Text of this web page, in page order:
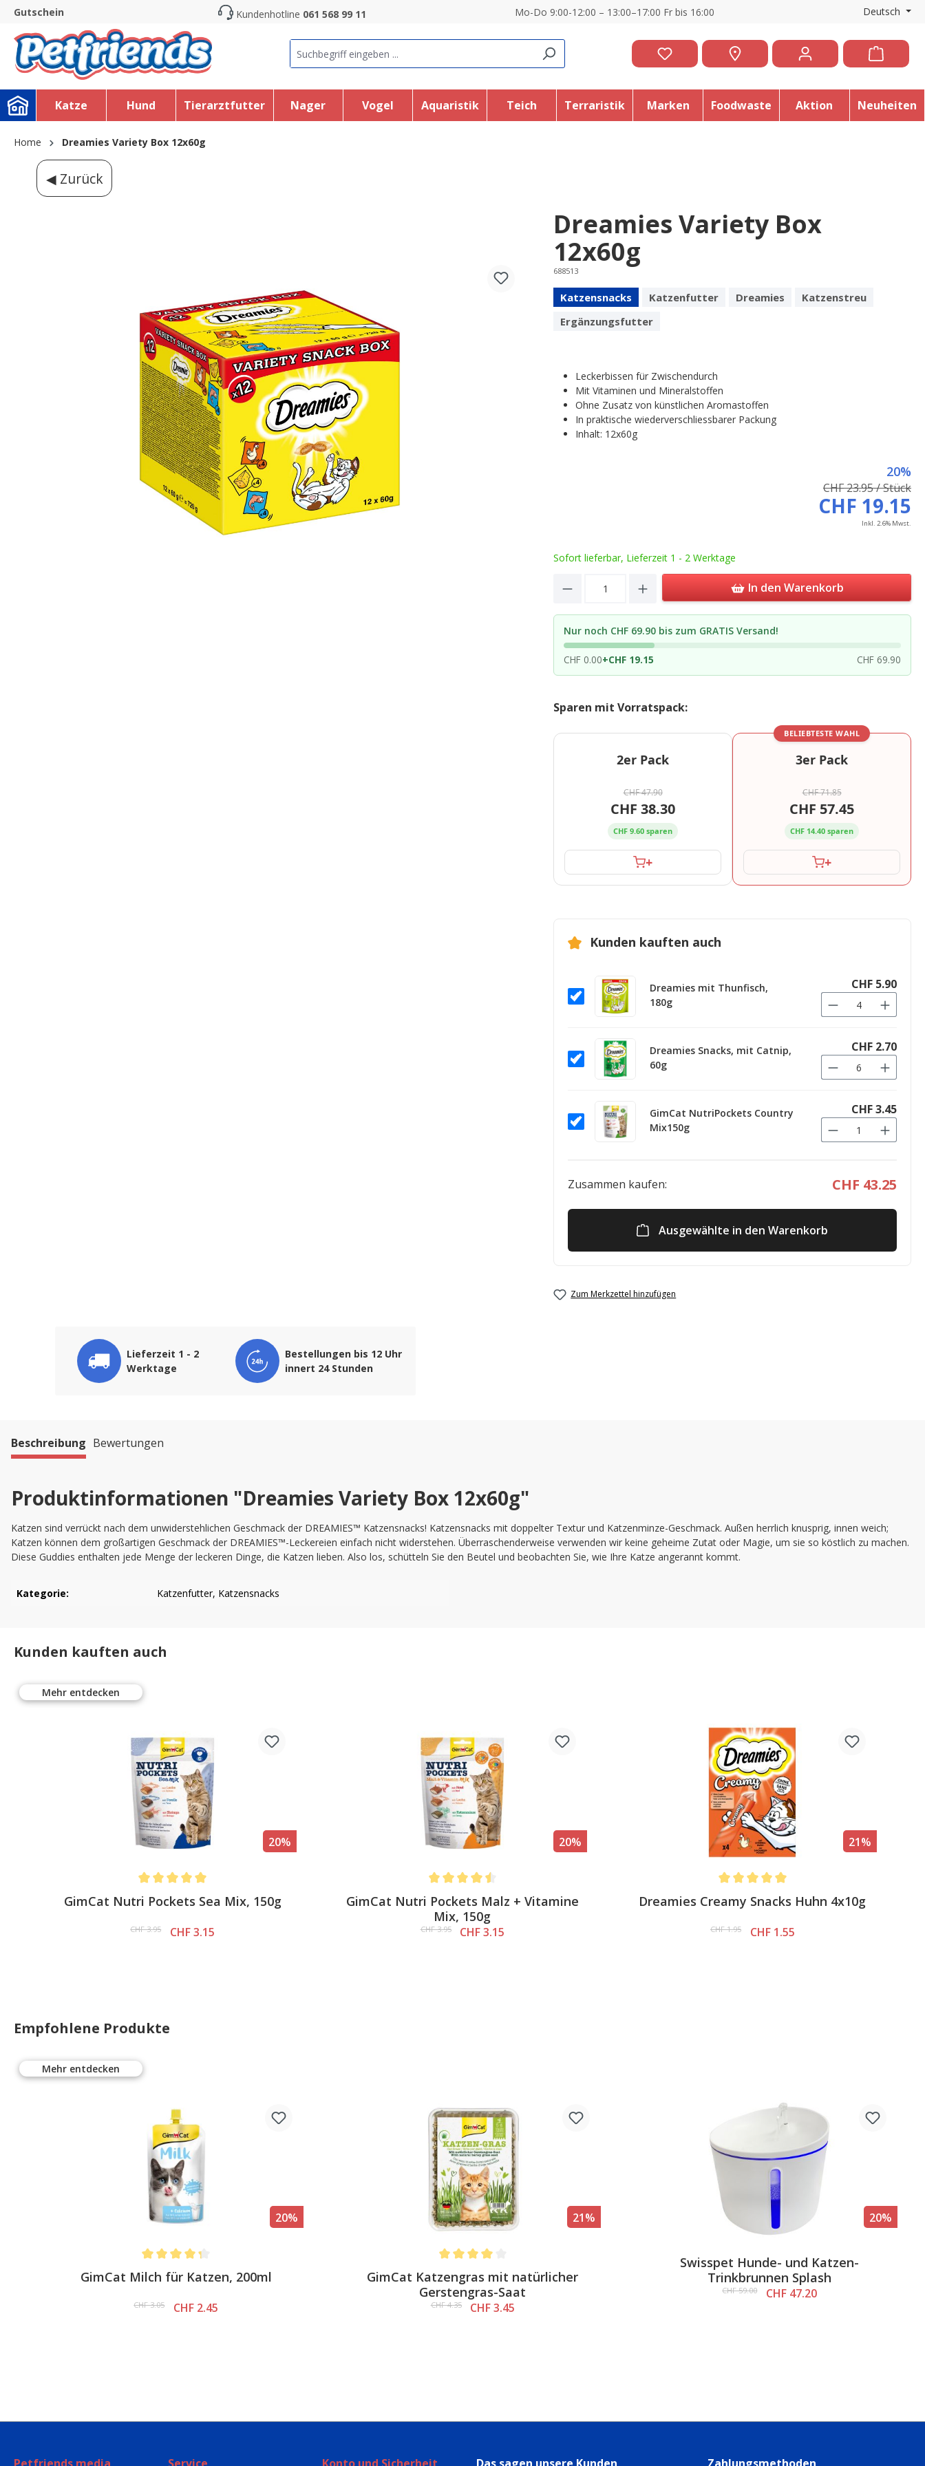
Skip to main navigation
Gutschein Kundenhotline 061 568 99 11 Mo-Do 9:00-12:00 – 13:00–17:00 Fr bis 16:00 Deutsch
Katze Hund Tierarztfutter Nager Vogel Aquaristik Teich Terraristik Marken Foodwaste Aktion Neuheiten
Home Dreamies Variety Box 12x60g
◀ Zurück
Dreamies Variety Box
12x60g
688513
Katzensnacks Katzenfutter Dreamies
Katzenstreu
Ergänzungsfutter
Leckerbissen für Zwischendurch
Mit Vitaminen und Mineralstoffen
Ohne Zusatz von künstlichen Aromastoffen
In praktische wiederverschliessbarer Packung
Inhalt: 12x60g
20%
CHF 23.95 / Stück
CHF 19.15
Inkl. 2.6% Mwst.
Sofort lieferbar, Lieferzeit 1 - 2 Werktage
Product Quantity: Enter the desired amount
In den Warenkorb
Nur noch CHF 69.90 bis zum GRATIS Versand!
CHF 0.00+CHF 19.15 CHF 69.90
Sparen mit Vorratspack:
2er Pack
CHF 47.90
CHF 38.30
CHF 9.60 sparen
+
BELIEBTESTE WAHL
3er Pack
CHF 71.85
CHF 57.45
CHF 14.40 sparen
+
Kunden kauften auch
Dreamies mit Thunfisch,
180g
CHF 5.90
Dreamies Snacks, mit Catnip,
60g
CHF 2.70
GimCat NutriPockets Country
Mix150g
CHF 3.45
Zusammen kaufen: CHF 43.25
Ausgewählte in den Warenkorb
Zum Merkzettel hinzufügen
Lieferzeit 1 - 2
Werktage
Bestellungen bis 12 Uhr
innert 24 Stunden
Beschreibung Bewertungen
Produktinformationen "Dreamies Variety Box 12x60g"
Katzen sind verrückt nach dem unwiderstehlichen Geschmack der DREAMIES™ Katzensnacks! Katzensnacks mit doppelter Textur und Katzenminze-Geschmack. Außen herrlich knusprig, innen weich;
Katzen können dem großartigen Geschmack der DREAMIES™-Leckereien einfach nicht widerstehen. Überraschenderweise verwenden wir keine geheime Zutat oder Magie, um sie so köstlich zu machen.
Diese Guddies enthalten jede Menge der leckeren Dinge, die Katzen lieben. Also los, schütteln Sie den Beutel und beobachten Sie, wie Ihre Katze angerannt kommt.
Kategorie: Katzenfutter, Katzensnacks
Kunden kauften auch
Mehr entdecken
20%
Average rating of 5 out of 5 stars
GimCat Nutri Pockets Sea Mix, 150g
CHF 3.95 CHF 3.15
20%
Average rating of 4.5 out of 5 stars
GimCat Nutri Pockets Malz + Vitamine
Mix, 150g
CHF 3.95 CHF 3.15
21%
Average rating of 5 out of 5 stars
Dreamies Creamy Snacks Huhn 4x10g
CHF 1.95 CHF 1.55
Empfohlene Produkte
Mehr entdecken
20%
Average rating of 4.3 out of 5 stars
GimCat Milch für Katzen, 200ml
CHF 3.05 CHF 2.45
21%
Average rating of 4 out of 5 stars
GimCat Katzengras mit natürlicher
Gerstengras-Saat
CHF 4.35 CHF 3.45
20%
Swisspet Hunde- und Katzen-
Trinkbrunnen Splash
CHF 59.00 CHF 47.20